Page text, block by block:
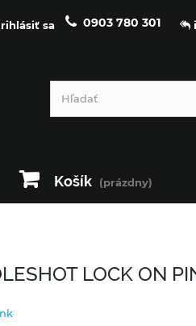
0903 780 301
sa
Košík (prázdny)
LOCK ON